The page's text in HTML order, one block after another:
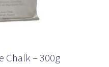
Chalk – 300g